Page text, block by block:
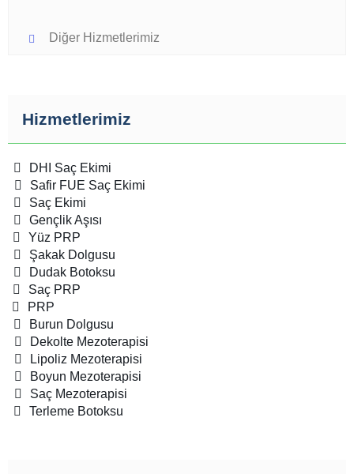
Diğer Hizmetlerimiz
Hizmetlerimiz
DHI Saç Ekimi
Safir FUE Saç Ekimi
Saç Ekimi
Gençlik Aşısı
Yüz PRP
Şakak Dolgusu
Dudak Botoksu
Saç PRP
PRP
Burun Dolgusu
Dekolte Mezoterapisi
Lipoliz Mezoterapisi
Boyun Mezoterapisi
Saç Mezoterapisi
Terleme Botoksu